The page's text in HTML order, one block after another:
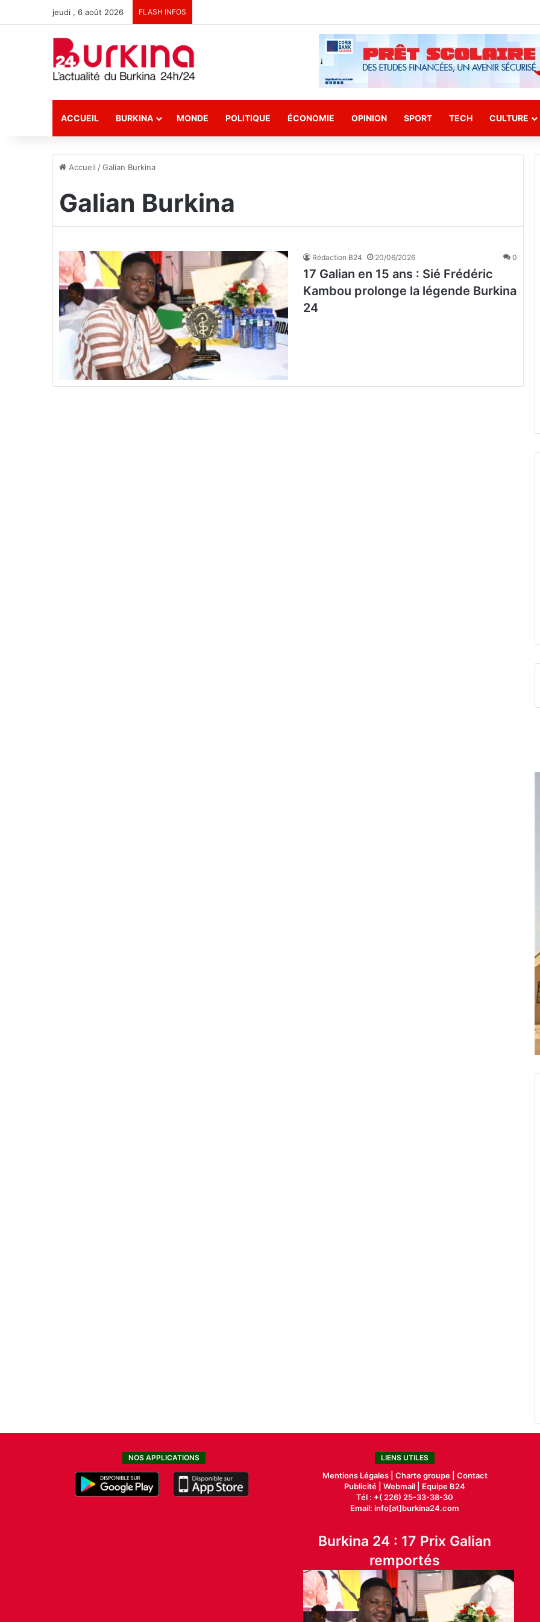
jeudi , 6 août 2026 FLASH INFOS
ACCUEIL BURKINA MONDE POLITIQUE ÉCONOMIE OPINION SPORT TECH CULTURE
Accueil /Galian Burkina
Galian Burkina
Rédaction B24 20/06/2026 0
17 Galian en 15 ans : Sié Frédéric
Kambou prolonge la légende Burkina
24
NOS APPLICATIONS LIENS UTILES
Mentions Légales | Charte groupe | Contact
Publicité |Webmail |
Equipe B24
Tél : +( 226) 25-33-38-30
Email: info[at]burkina24.com
Burkina 24 : 17 Prix Galian
remportés